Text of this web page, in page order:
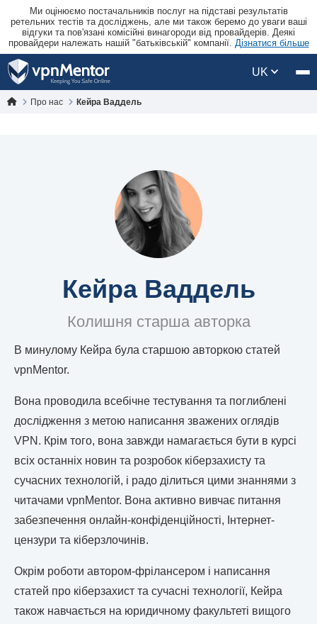
Ми оцінюємо постачальників послуг на підставі результатів
ретельних тестів та досліджень, але ми також беремо до уваги ваші
відгуки та пов'язані комісійні винагороди від провайдерів. Деякі
провайдери належать нашій "батьківській" компанії. Дізнатися більше
UK
Про нас Кейра Ваддель
Кейра Ваддель
Колишня старша авторка
В минулому Кейра була старшою авторкою статей
vpnMentor.
Вона проводила всебічне тестування та поглиблені
дослідження з метою написання зважених оглядів
VPN. Крім того, вона завжди намагається бути в курсі
всіх останніх новин та розробок кіберзахисту та
сучасних технологій, і радо ділиться цими знаннями з
читачами vpnMentor. Вона активно вивчає питання
забезпечення онлайн-конфіденційності, Інтернет-
цензури та кіберзлочинів.
Окрім роботи автором-фрілансером і написання
статей про кіберзахист та сучасні технології, Кейра
також навчається на юридичному факультеті вищого